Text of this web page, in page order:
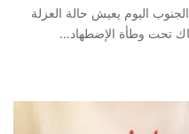
اليوم يعيش حالة العزلة
تحت وطأة الإضطهاد…